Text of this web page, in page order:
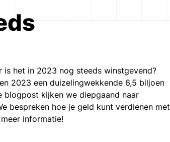
is het in 2023 nog steeds winstgevend?
2023 een duizelingwekkende 6,5 biljoen
kijken we diepgaand naar
bespreken hoe je geld kunt verdienen met
informatie!